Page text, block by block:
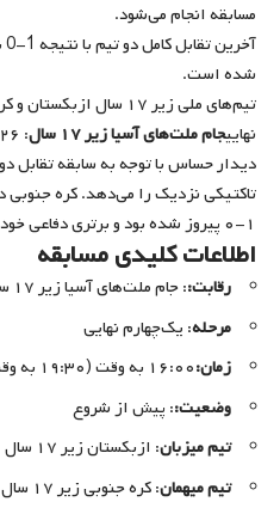
مسابقه انجام می‌شود.
شده است.
تیم‌های ملی زیر ۱۷ سال
نهاییجام ملت‌های آسیا زیر ۱۷ سال
تاکتیکی نزدیک را می‌دهد. کره جنوبی
۱-۰ پیروز شده بود و برتری دفاعی خود را نشان داد.
اطلاعات کلیدی مسابقه
رقابت:: جام ملت‌های آسیا زیر ۱۷ سال
مرحله: یک‌چهارم نهایی
زمان:۱۶:۰۰ به وقت (۱۹:۳۰ به وقت تهران)
وضعیت:: پیش از شروع
تیم میزبان: ازبکستان زیر ۱۷ سال
تیم میهمان: کره جنوبی زیر ۱۷ سال